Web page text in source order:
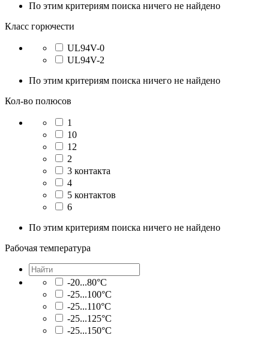
По этим критериям поиска ничего не найдено
Класс горючести
UL94V-0
UL94V-2
По этим критериям поиска ничего не найдено
Кол-во полюсов
1
10
12
2
3 контакта
4
5 контактов
6
По этим критериям поиска ничего не найдено
Рабочая температура
-20...80°C
-25...100°C
-25...110°C
-25...125°C
-25...150°C